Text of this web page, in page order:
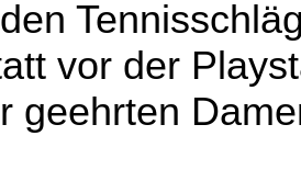
vor der
geehrten